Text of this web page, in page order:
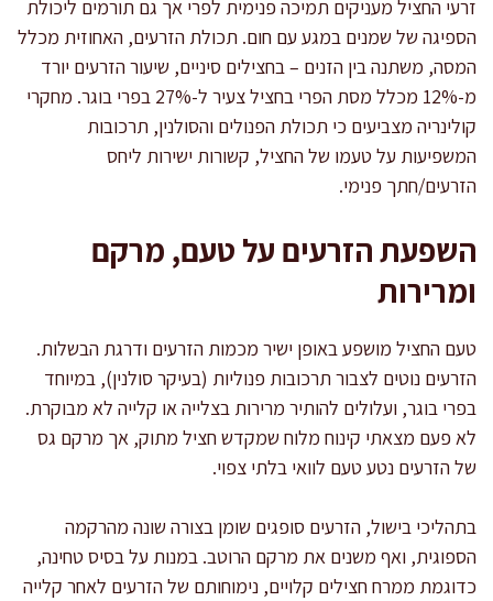
זרעי החציל מעניקים תמיכה פנימית לפרי אך גם תורמים ליכולת
הספיגה של שמנים במגע עם חום. תכולת הזרעים, האחוזית מכלל
המסה, משתנה בין הזנים – בחצילים סיניים, שיעור הזרעים יורד
מ-12% מכלל מסת הפרי בחציל צעיר ל-27% בפרי בוגר. מחקרי
קולינריה מצביעים כי תכולת הפנולים והסולנין, תרכובות
המשפיעות על טעמו של החציל, קשורות ישירות ליחס
הזרעים/חתך פנימי.
השפעת הזרעים על טעם, מרקם
ומרירות
טעם החציל מושפע באופן ישיר מכמות הזרעים ודרגת הבשלות.
הזרעים נוטים לצבור תרכובות פנוליות (בעיקר סולנין), במיוחד
בפרי בוגר, ועלולים להותיר מרירות בצלייה או קלייה לא מבוקרת.
לא פעם מצאתי קינוח מלוח שמקדש חציל מתוק, אך מרקם גס
של הזרעים נטע טעם לוואי בלתי צפוי.
בתהליכי בישול, הזרעים סופגים שומן בצורה שונה מהרקמה
הספוגית, ואף משנים את מרקם הרוטב. במנות על בסיס טחינה,
כדוגמת ממרח חצילים קלויים, נימוחותם של הזרעים לאחר קלייה